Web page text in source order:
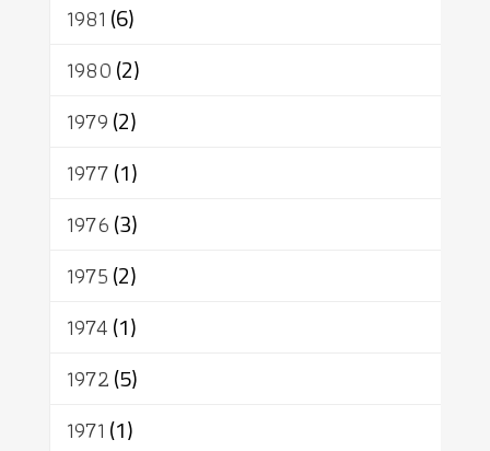
1981 (6)
1980(2)
1979(2)
1977(1)
1976(3)
1975(2)
1974(1)
1972(5)
1971 (1)